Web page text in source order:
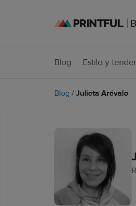
Blog Estilo y
Blog / Julieta Arévalo